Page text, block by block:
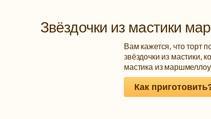
Звёздочки из мастики
Вам кажется, что торт
звёздочки из мастики,
мастика из
Как